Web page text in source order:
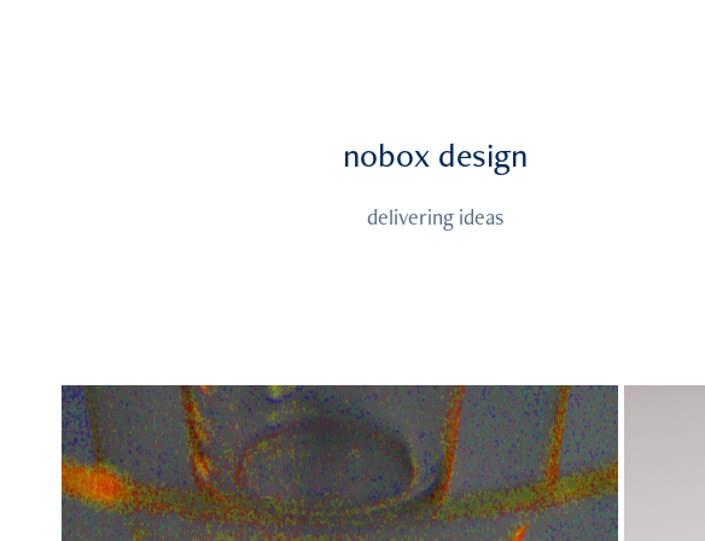
nobox design
delivering ideas
nobox design
delivering ideas
2025